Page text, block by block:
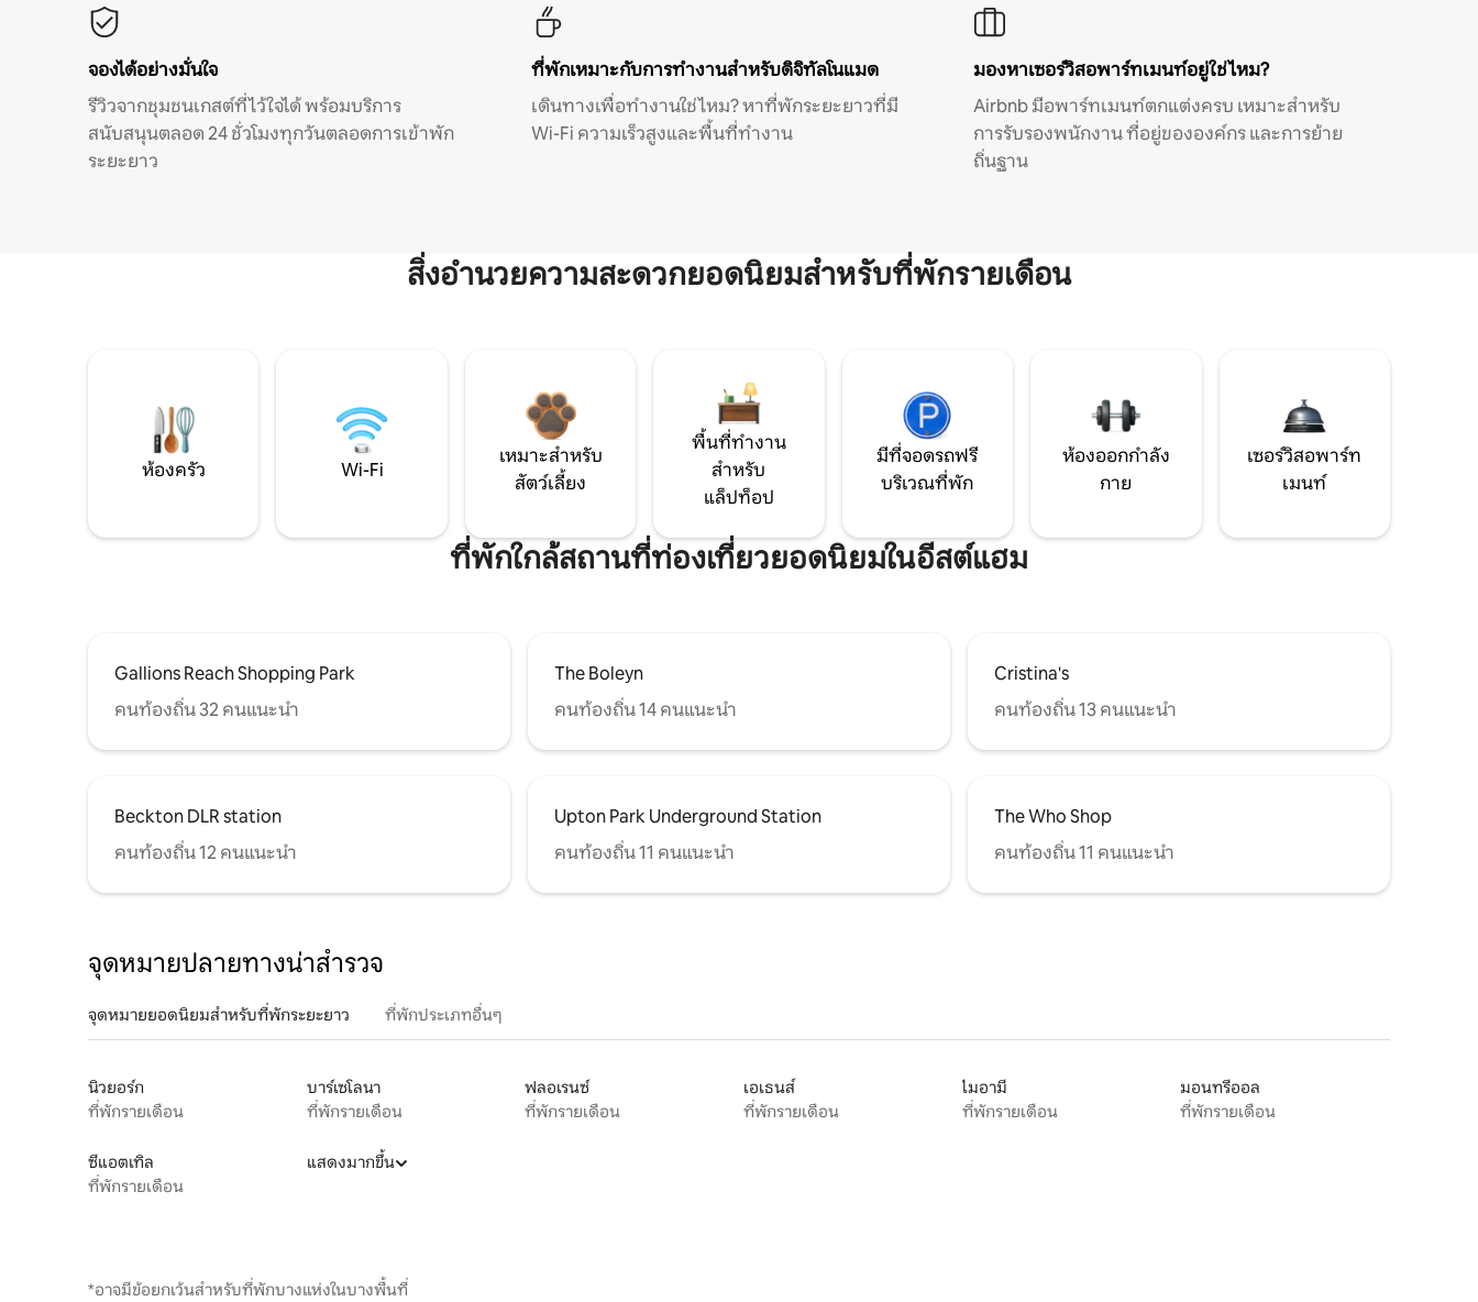
จองได้อย่างมั่นใจ
รีวิวจากชุมชนเกสต์ที่ไว้ใจได้ พร้อมบริการ
สนับสนุนตลอด 24 ชั่วโมงทุกวันตลอดการเข้าพัก
ระยะยาว
ที่พักเหมาะกับการทำงานสำหรับดิจิทัลโนแมด
เดินทางเพื่อทำงานใช่ไหม? หาที่พักระยะยาวที่มี
Wi-Fi ความเร็วสูงและพื้นที่ทำงาน
มองหาเซอร์วิสอพาร์ทเมนท์อยู่ใช่ไหม?
Airbnb มีอพาร์ทเมนท์ตกแต่งครบ เหมาะสำหรับ
การรับรองพนักงาน ที่อยู่ขององค์กร และการย้าย
ถิ่นฐาน
สิ่งอำนวยความสะดวกยอดนิยมสำหรับที่พักรายเดือน
ห้องครัว Wi-Fi
เหมาะสำหรับ
สัตว์เลี้ยง
พื้นที่ทำงาน
สำหรับ
แล็ปท็อป
มีที่จอดรถฟรี
บริเวณที่พัก
ห้องออกกำลัง
กาย
เซอร์วิสอพาร์ท
เมนท์
ที่พักใกล้สถานที่ท่องเที่ยวยอดนิยมในอีสต์แฮม
Gallions Reach Shopping Park
คนท้องถิ่น 32 คนแนะนำ
The Boleyn
คนท้องถิ่น 14 คนแนะนำ
Cristina's
คนท้องถิ่น 13 คนแนะนำ
Beckton DLR station
คนท้องถิ่น 12 คนแนะนำ
Upton Park Underground Station
คนท้องถิ่น 11 คนแนะนำ
The Who Shop
คนท้องถิ่น 11 คนแนะนำ
จุดหมายปลายทางน่าสำรวจ
จุดหมายยอดนิยมสำหรับที่พักระยะยาว ที่พักประเภทอื่นๆ
นิวยอร์ก
ที่พักรายเดือน
บาร์เซโลนา
ที่พักรายเดือน
ฟลอเรนซ์
ที่พักรายเดือน
เอเธนส์
ที่พักรายเดือน
ไมอามี
ที่พักรายเดือน
มอนทรีออล
ที่พักรายเดือน
ซีแอตเทิล
ที่พักรายเดือน
แสดงมากขึ้น
*อาจมีข้อยกเว้นสำหรับที่พักบางแห่งในบางพื้นที่